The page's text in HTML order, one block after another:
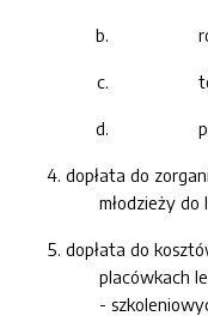
dopłata do
młodzieży
dopłata do
placówkach
-